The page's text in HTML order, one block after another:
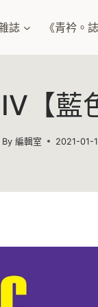
誌 《青衿。
【藍
By 編輯室 2021-01-